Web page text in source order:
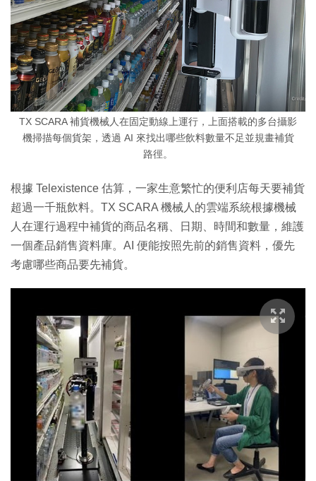
TX SCARA 補貨機械人在固定動線上運行，上面搭載的多台攝影
機掃描每個貨架，透過 AI 來找出哪些飲料數量不足並規畫補貨
路徑。
根據 Telexistence 估算，一家生意繁忙的便利店每天要補貨
超過一千瓶飲料。TX SCARA 機械人的雲端系統根據機械
人在運行過程中補貨的商品名稱、日期、時間和數量，維護
一個產品銷售資料庫。AI 便能按照先前的銷售資料，優先
考慮哪些商品要先補貨。